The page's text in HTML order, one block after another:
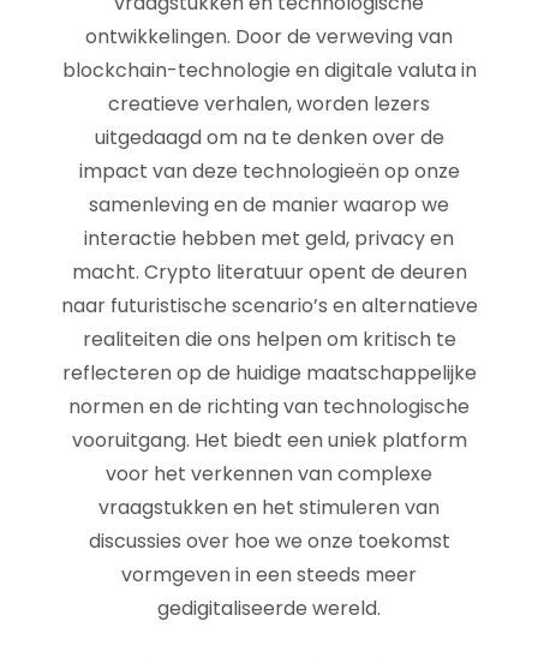
ontwikkelingen. Door de verweving van
blockchain-technologie en digitale valuta in
creatieve verhalen, worden lezers
uitgedaagd om na te denken over de
impact van deze technologieën op onze
samenleving en de manier waarop we
interactie hebben met geld, privacy en
macht. Crypto literatuur opent de deuren
naar futuristische scenario’s en alternatieve
realiteiten die ons helpen om kritisch te
reflecteren op de huidige maatschappelijke
normen en de richting van technologische
vooruitgang. Het biedt een uniek platform
voor het verkennen van complexe
vraagstukken en het stimuleren van
discussies over hoe we onze toekomst
vormgeven in een steeds meer
gedigitaliseerde wereld.